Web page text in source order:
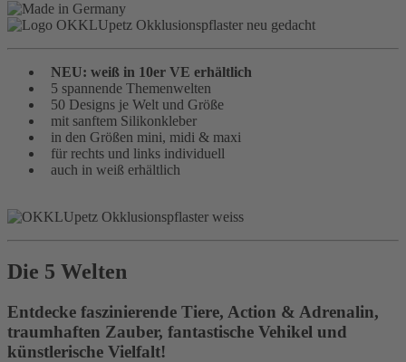
NEU: weiß in 10er VE erhältlich
5 spannende Themenwelten
50 Designs je Welt und Größe
mit sanftem Silikonkleber
in den Größen mini, midi & maxi
für rechts und links individuell
auch in weiß erhältlich
Die 5 Welten
Entdecke faszinierende Tiere, Action & Adrenalin,
traumhaften Zauber, fantastische Vehikel und
künstlerische Vielfalt!